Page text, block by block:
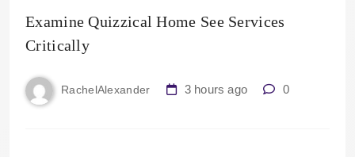
Examine Quizzical Home See Services
Critically
RachelAlexander 3 hours ago 0